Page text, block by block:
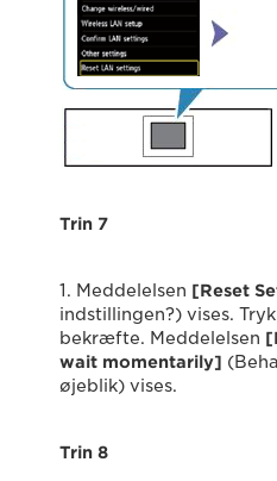
Trin 7
1. Meddelelsen [Reset
indstillingen?) vises.
bekræfte. Meddelelsen
wait momentarily]
øjeblik) vises.
Trin 8